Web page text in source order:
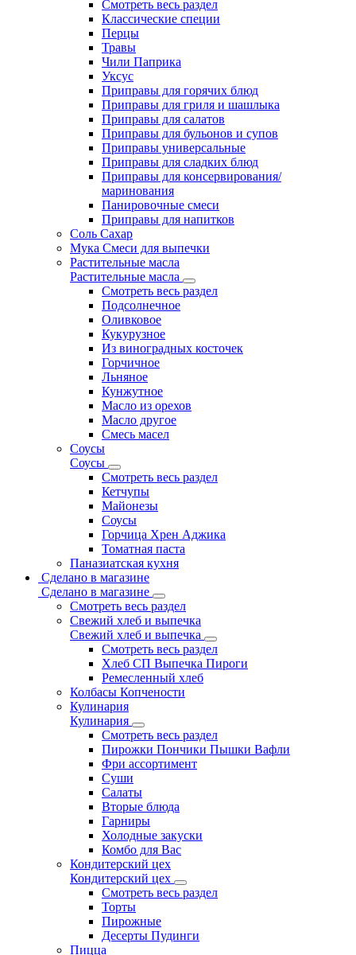
Смотреть весь раздел
Классические специи
Перцы
Травы
Чили Паприка
Уксус
Приправы для горячих блюд
Приправы для гриля и шашлыка
Приправы для салатов
Приправы для бульонов и супов
Приправы универсальные
Приправы для сладких блюд
Приправы для консервирования/
маринования
Панировочные смеси
Приправы для напитков
Соль Сахар
Мука Смеси для выпечки
Растительные масла
Растительные масла
Смотреть весь раздел
Подсолнечное
Оливковое
Кукурузное
Из виноградных косточек
Горчичное
Льняное
Кунжутное
Масло из орехов
Масло другое
Смесь масел
Соусы
Соусы
Смотреть весь раздел
Кетчупы
Майонезы
Соусы
Горчица Хрен Аджика
Томатная паста
Паназиатская кухня
Сделано в магазине
Сделано в магазине
Смотреть весь раздел
Свежий хлеб и выпечка
Свежий хлеб и выпечка
Смотреть весь раздел
Хлеб СП Выпечка Пироги
Ремесленный хлеб
Колбасы Копчености
Кулинария
Кулинария
Смотреть весь раздел
Пирожки Пончики Пышки Вафли
Фри ассортимент
Суши
Салаты
Вторые блюда
Гарниры
Холодные закуски
Комбо для Вас
Кондитерский цех
Кондитерский цех
Смотреть весь раздел
Торты
Пирожные
Десерты Пудинги
Пицца